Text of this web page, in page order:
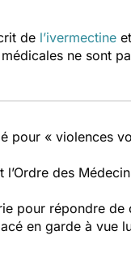
de l’ivermectine et
ne sont
pour « violences
des
pour répondre de
en garde à vue